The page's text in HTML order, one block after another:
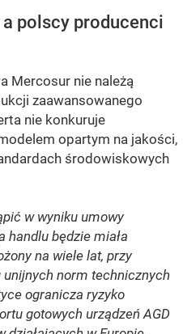
polscy producenci
Mercosur nie należą
zaawansowanego
nie konkuruje
opartym na jakości,
środowiskowych
w wyniku umowy
będzie miała
na wiele lat, przy
norm technicznych
ogranicza ryzyko
gotowych urządzeń AGD